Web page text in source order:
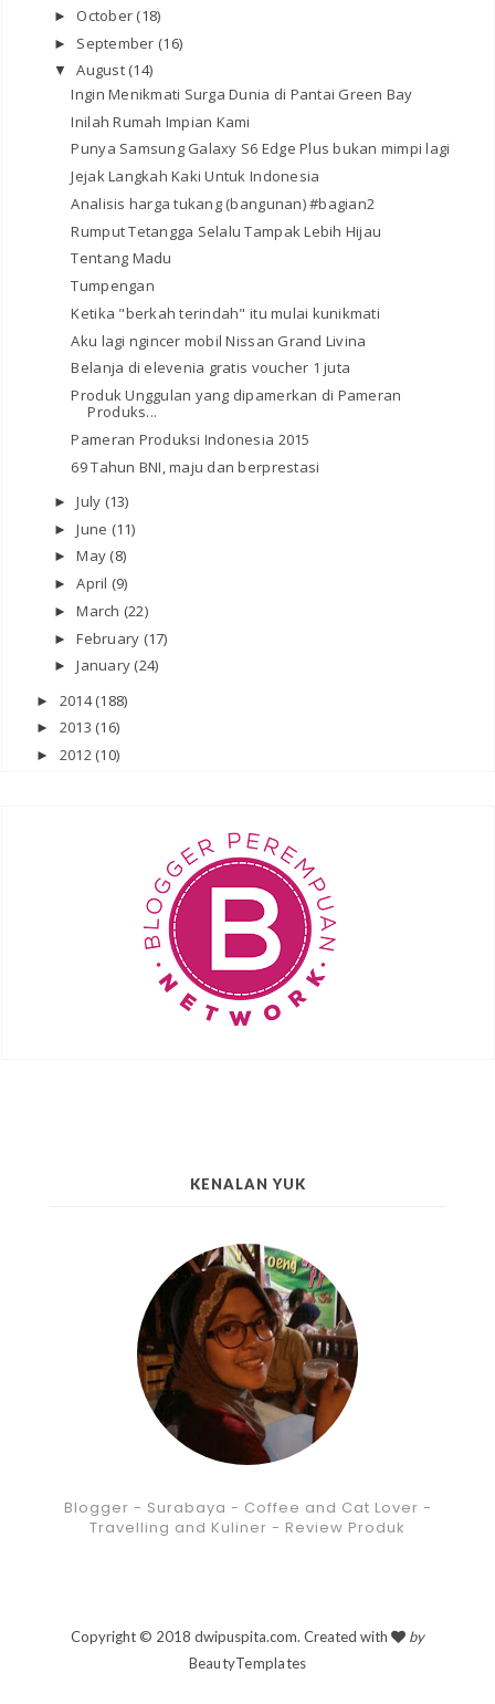
► October (18)
► September (16)
▼August (14)
Ingin Menikmati Surga Dunia di Pantai Green Bay
Inilah Rumah Impian Kami
Punya Samsung Galaxy S6 Edge Plus bukan mimpi lagi
Jejak Langkah Kaki Untuk Indonesia
Analisis harga tukang (bangunan) #bagian2
Rumput Tetangga Selalu Tampak Lebih Hijau
Tentang Madu
Tumpengan
Ketika "berkah terindah" itu mulai kunikmati
Aku lagi ngincer mobil Nissan Grand Livina
Belanja di elevenia gratis voucher 1 juta
Produk Unggulan yang dipamerkan di Pameran
Produks...
Pameran Produksi Indonesia 2015
69 Tahun BNI, maju dan berprestasi
►July (13)
►June (11)
►May (8)
►April (9)
►March (22)
►February (17)
►January (24)
► 2014(188)
► 2013 (16)
► 2012 (10)
KENALAN YUK
Blogger - Surabaya - Coffee and Cat Lover -
Travelling and Kuliner - Review Produk
Copyright © 2018 dwipuspita.com. Created with
by
BeautyTemplates